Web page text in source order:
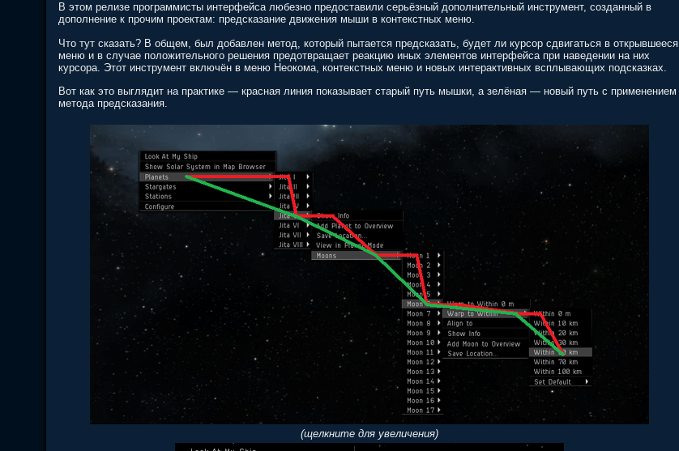
В этом релизе программисты интерфейса любезно предоставили серьёзный дополнительный инструмент, созданный в
дополнение к прочим проектам: предсказание движения мыши в контекстных меню.
Что тут сказать? В общем, был добавлен метод, который пытается предсказать, будет ли курсор сдвигаться в открывшееся
меню и в случае положительного решения предотвращает реакцию иных элементов интерфейса при наведении на них
курсора. Этот инструмент включён в меню Неокома, контекстных меню и новых интерактивных всплывающих подсказках.
Вот как это выглядит на практике — красная линия показывает старый путь мышки, а зелёная — новый путь с применением
метода предсказания.
(щелкните для увеличения)